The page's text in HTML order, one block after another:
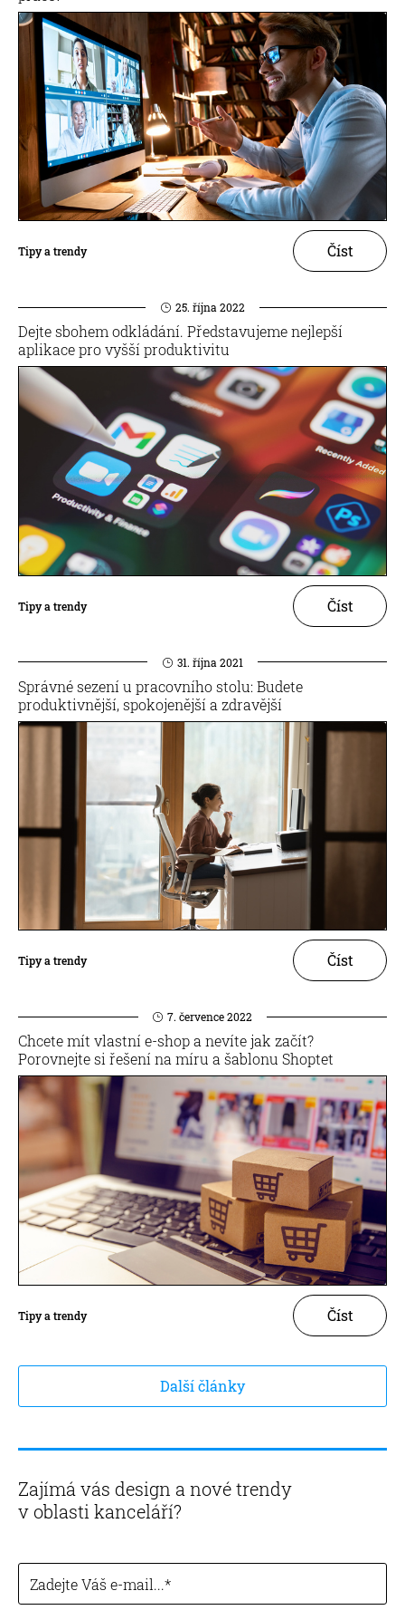
Tipy a trendy Číst
25. října 2022
Dejte sbohem odkládání. Představujeme nejlepší
aplikace pro vyšší produktivitu
Tipy a trendy Číst
31. října 2021
Správné sezení u pracovního stolu: Budete
produktivnější, spokojenější a zdravější
Tipy a trendy Číst
7. července 2022
Chcete mít vlastní e-shop a nevíte jak začít?
Porovnejte si řešení na míru a šablonu Shoptet
Tipy a trendy Číst
Další články
Zajímá vás design a nové trendy
v oblasti kanceláří?
Zadejte Váš e-mail...